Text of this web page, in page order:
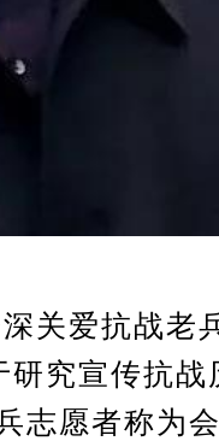
爱抗战老
究宣传抗战
志愿者称为